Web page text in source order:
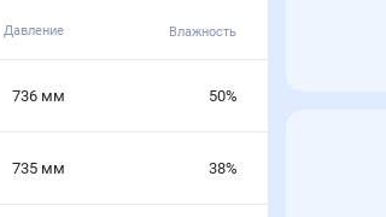
Давление Влажность
736мм 50%
735мм 38%